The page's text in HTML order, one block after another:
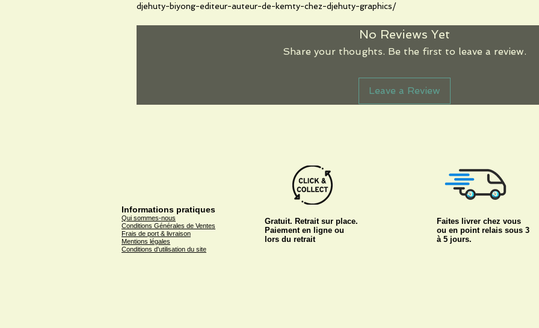
djehuty-biyong-editeur-auteur-de-kemty-chez-djehuty-graphics/
No Reviews Yet
Share your thoughts. Be the first to leave a review.
Leave a Review
Informations pratiques
Qui sommes-nous
Conditions Générales de Ventes
Frais de port & livraison
Mentions légales
Conditions d'utilisation du site
Gratuit. Retrait sur place.
Paiement en ligne ou
lors du retrait
Faites livrer chez vous
ou en point relais sous 3
à 5 jours.